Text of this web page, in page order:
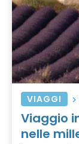
VIAGGI
Viaggio
nelle